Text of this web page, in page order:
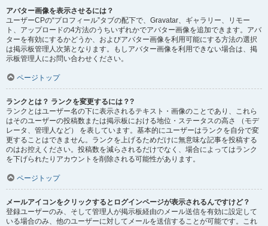
アバター画像を表示させるには？
ユーザーCPの“プロフィール”タブの配下で、Gravatar、ギャラリー、リモー
ト、アップロードの4方法のうちいずれかでアバター画像を追加できます。アバ
ターを有効にするかどうか、およびアバター画像を利用可能にする方法の選択
は掲示板管理人次第となります。もしアバター画像を利用できない場合は、掲
示板管理人にお問い合わせください。
ページトップ
ランクとは？ ランクを変更するには？?
ランクとはユーザー名の下に表示されるテキスト・画像のことであり、これら
はそのユーザーの投稿数または掲示板における地位・ステータスの高さ （モデ
レータ、管理人など） を表しています。基本的にユーザーはランクを自分で変
更することはできません。ランクを上げるためだけに無意味な記事を投稿する
のはお控えください。投稿数を減らされるだけでなく、場合によってはランク
を下げられたりアカウントを削除される可能性があります。
ページトップ
メールアイコンをクリックするとログインページが表示されるんですけど？
登録ユーザーのみ、そして管理人が掲示板経由のメール送信を有効に設定して
いる場合のみ、他のユーザーに対してメールを送信することが可能です。これ